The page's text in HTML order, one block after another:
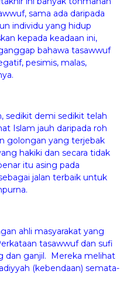
sama ada daripada
individu yang hidup
kepada keadaan ini,
bahawa tasawwuf
pesimis, malas,
sedikit demi sedikit telah
Islam jauh daripada roh
golongan yang terjebak
hakiki dan secara tidak
itu asing pada
jalan terbaik untuk
ahli masyarakat yang
tasawwuf dan sufi
dan ganjil. Mereka melihat
(kebendaan) semata-